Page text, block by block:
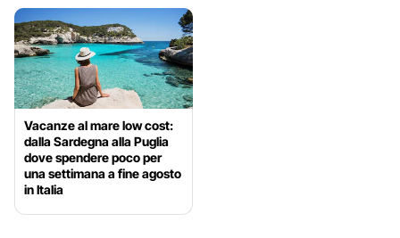
Vacanze al mare low cost:
dalla Sardegna alla Puglia
dove spendere poco per
una settimana a fine agosto
in Italia